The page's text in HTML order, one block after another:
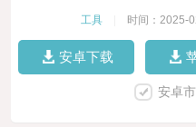
工具 时间：2025-
安卓下载
安卓